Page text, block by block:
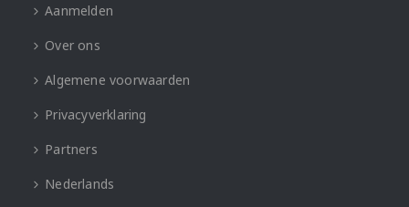
Aanmelden
Over ons
Algemene voorwaarden
Privacyverklaring
Partners
Nederlands